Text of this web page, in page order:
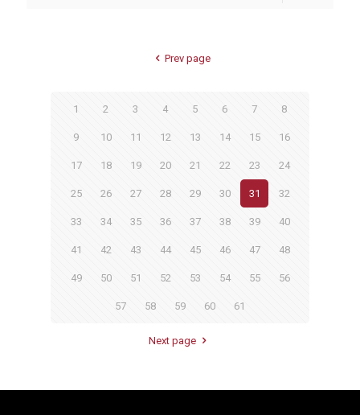
Prev page
1 2 3 4 5 6 7 8
9 10 11 12 13 14 15 16
17 18 19 20 21 22 23 24
25 26 27 28 29 30 31 32
33 34 35 36 37 38 39 40
41 42 43 44 45 46 47 48
49 50 51 52 53 54 55 56
57 58 59 60 61
Next page